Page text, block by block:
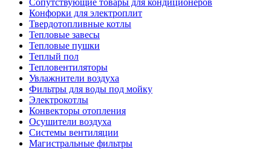
Конфорки для электроплит
Твердотопливные котлы
Тепловые завесы
Тепловые пушки
Теплый пол
Тепловентиляторы
Увлажнители воздуха
Фильтры для воды под мойку
Электрокотлы
Конвекторы отопления
Осушители воздуха
Системы вентиляции
Магистральные фильтры